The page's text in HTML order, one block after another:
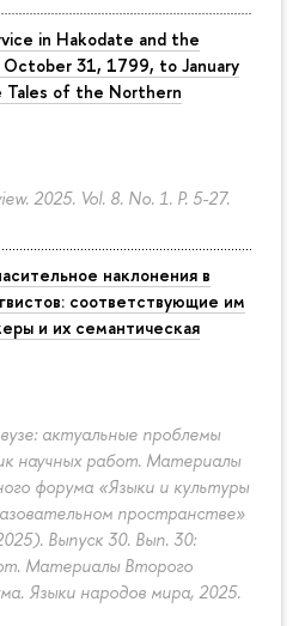
in Hakodate and the
October 31, 1799, to January
Tales of the Northern
2025. Vol. 8. No. 1. P. 5-27.
наклонения в
соответствующие им
и их семантическая
актуальные проблемы
научных работ. Материалы
форума «Языки и культуры
пространстве»
Выпуск 30. Вып. 30:
Материалы Второго
Языки народов мира, 2025.